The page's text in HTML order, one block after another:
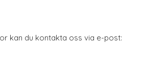
kan du kontakta oss via e-post: